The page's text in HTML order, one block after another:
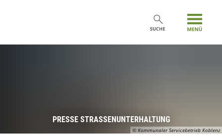
© Kommunaler Servicebetrieb Koblenz
PRESSE STRASSENUNTERHALTUNG